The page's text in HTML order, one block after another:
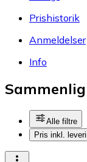
Prishistorik
Anmeldelser
Info
Alle filtre
Pris inkl.